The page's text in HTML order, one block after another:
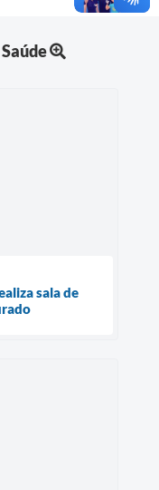
Saúde
sala de